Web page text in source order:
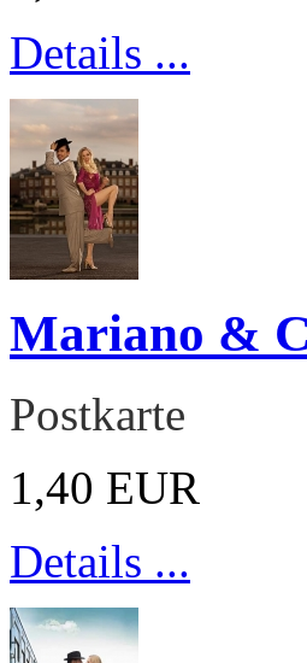
Details ...
Mariano &
Postkarte
1,40 EUR
Details ...